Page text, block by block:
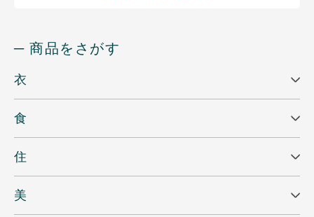
─ 商品をさがす
衣
食
住
美